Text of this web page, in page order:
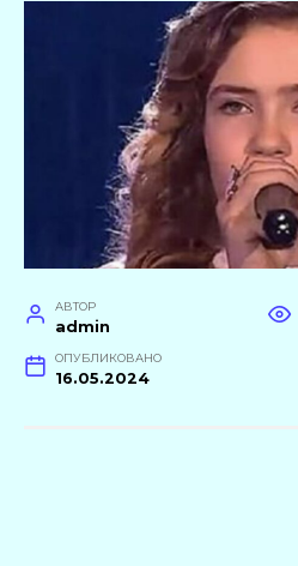
АВТОР
admin
ОПУБЛИКОВАНО
16.05.2024